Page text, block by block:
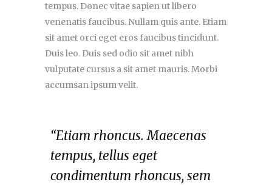
tempus. Donec vitae sapien ut libero
venenatis faucibus. Nullam quis ante. Etiam
sit amet orci eget eros faucibus tincidunt.
Duis leo. Duis sed odio sit amet nibh
vulputate cursus a sit amet mauris. Morbi
accumsan ipsum velit.
“Etiam rhoncus. Maecenas
tempus, tellus eget
condimentum rhoncus, sem